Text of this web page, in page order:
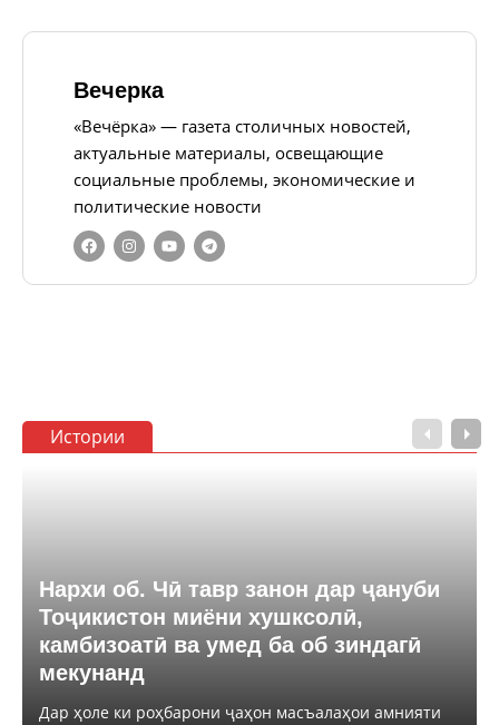
Вечерка
«Вечёрка» — газета столичных новостей,
актуальные материалы, освещающие
социальные проблемы, экономические и
политические новости
Истории
Нархи об. Чӣ тавр занон дар ҷануби
Тоҷикистон миёни хушксолӣ,
камбизоатӣ ва умед ба об зиндагӣ
мекунанд
Дар ҳоле ки роҳбарони ҷаҳон масъалаҳои амнияти